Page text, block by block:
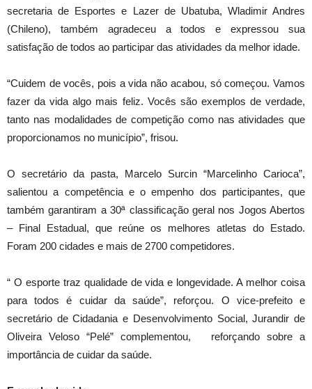
secretaria de Esportes e Lazer de Ubatuba, Wladimir Andres
(Chileno), também agradeceu a todos e expressou sua
satisfação de todos ao participar das atividades da melhor idade.
“Cuidem de vocês, pois a vida não acabou, só começou. Vamos
fazer da vida algo mais feliz. Vocês são exemplos de verdade,
tanto nas modalidades de competição como nas atividades que
proporcionamos no município”, frisou.
O secretário da pasta, Marcelo Surcin “Marcelinho Carioca”,
salientou a competência e o empenho dos participantes, que
também garantiram a 30ª classificação geral nos Jogos Abertos
– Final Estadual, que reúne os melhores atletas do Estado.
Foram 200 cidades e mais de 2700 competidores.
“ O esporte traz qualidade de vida e longevidade. A melhor coisa
para todos é cuidar da saúde”, reforçou. O vice-prefeito e
secretário de Cidadania e Desenvolvimento Social, Jurandir de
Oliveira Veloso “Pelé” complementou, reforçando sobre a
importância de cuidar da saúde.